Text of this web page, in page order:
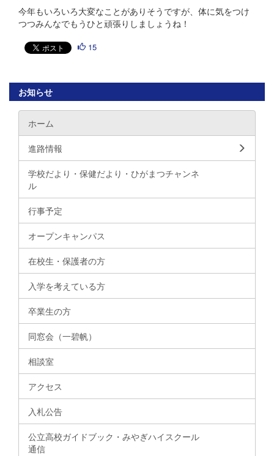
今年もいろいろ大変なことがありそうですが、体に気をつけ
つつみんなでもうひと頑張りしましょうね！
15
お知らせ
ホーム
進路情報
学校だより・保健だより・ひがまつチャンネ
ル
行事予定
オープンキャンパス
在校生・保護者の方
入学を考えている方
卒業生の方
同窓会（一碧帆）
相談室
アクセス
入札公告
公立高校ガイドブック・みやぎハイスクール
通信